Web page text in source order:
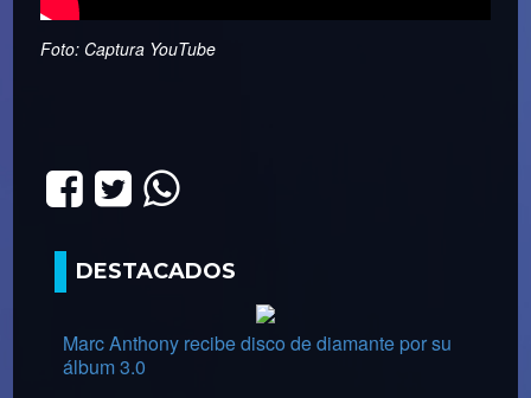
Foto: Captura YouTube
DESTACADOS
Marc Anthony recibe disco de diamante por su
álbum 3.0